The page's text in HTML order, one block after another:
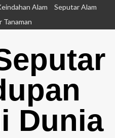
Alam
Seputar Alam
Tanaman
Dunia